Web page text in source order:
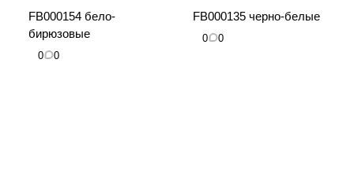
FB000154 бело-
бирюзовые
0 0
FB000135 черно-белые
0 0